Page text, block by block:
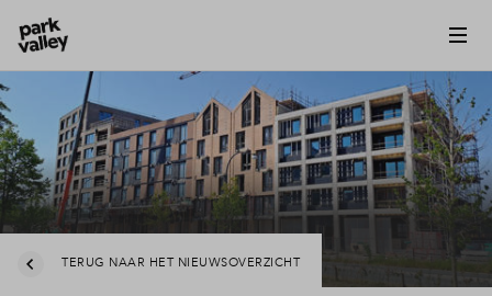
TERUG NAAR HET NIEUWSOVERZICHT